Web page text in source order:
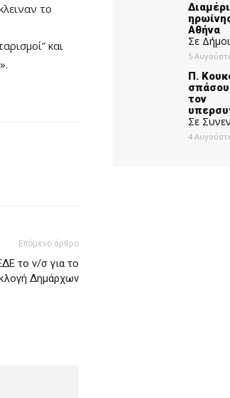
το
και
Επόμενο άρθρο
το ν/σ για το
Δημάρχων
Αθήνα
Σε Δήμοι
5
Π.
τον
Σε
4